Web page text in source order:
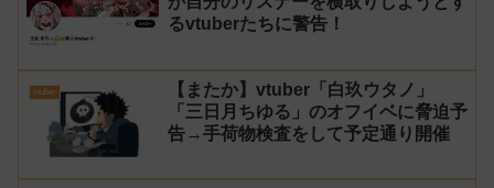
るvtuberたちに警告！
vtuber
【またか】vtuber「白玖ウタノ」
「三日月ちゆる」のオフイベに脅迫予
告→手荷物検査をして予定通り開催